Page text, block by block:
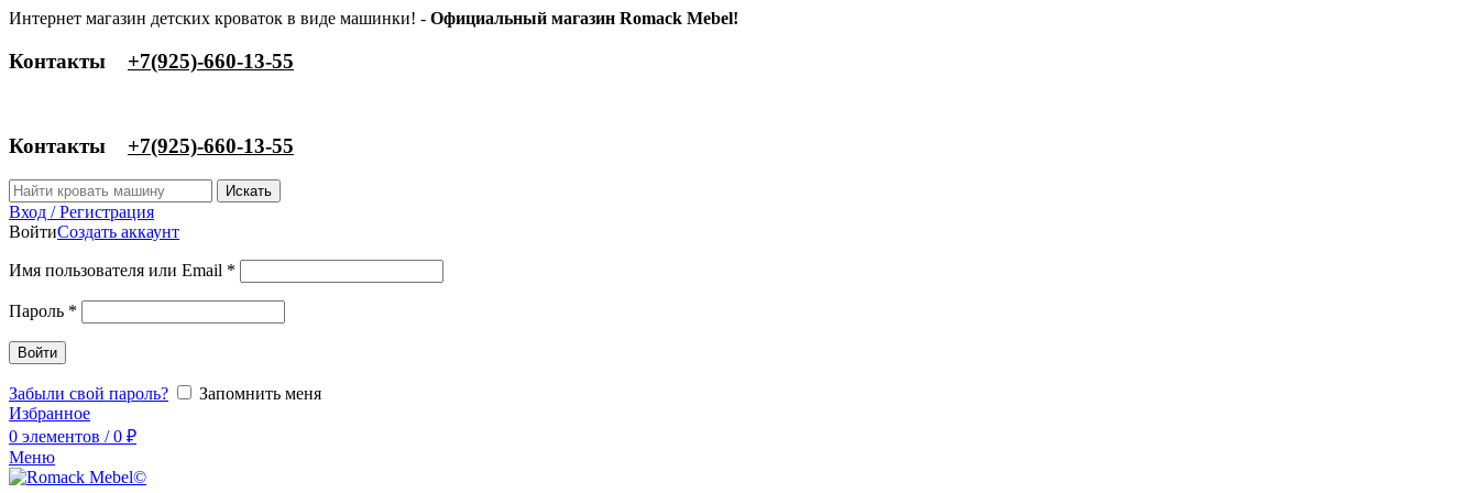
Интернет магазин детских кроваток в виде машинки! - Официальный магазин Romack Mebel!
Контакты ‎+7(925)-660-13-55
Контакты ‎+7(925)-660-13-55
Искать
Вход / Регистрация
ВойтиСоздать аккаунт
Имя пользователя или Email *
Пароль *
Войти
Забыли свой пароль?
Запомнить меня
Избранное
0 элементов / 0 ₽
Меню